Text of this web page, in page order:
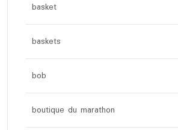
basket
baskets
bob
boutique du marathon